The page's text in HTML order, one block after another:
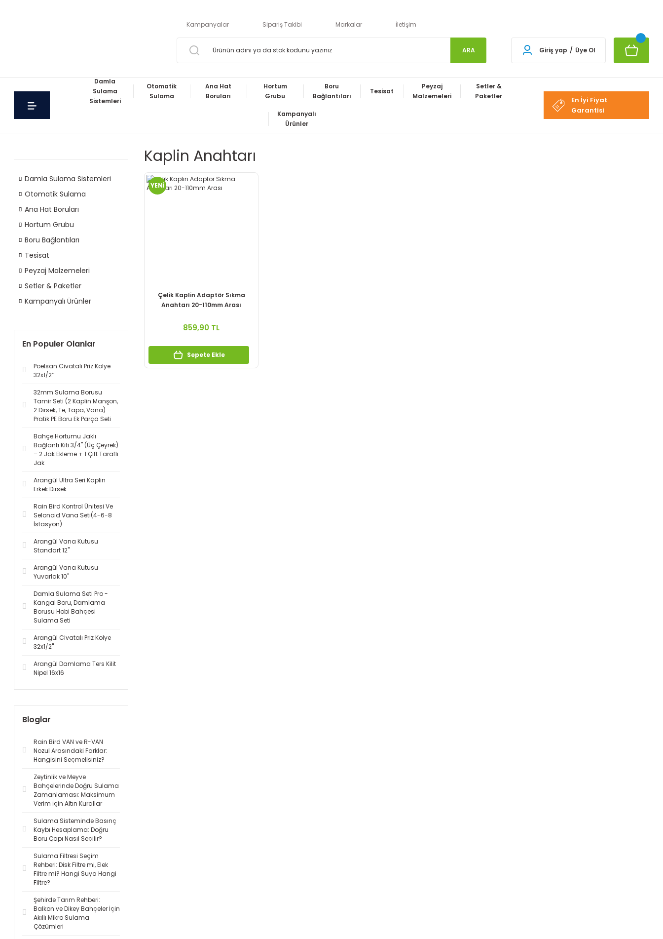
Kampanyalar Sipariş Takibi Markalar İletişim
ARA Giriş yap / Üye Ol
Damla
Sulama
Sistemleri
Otomatik
Sulama
Ana Hat
Boruları
Hortum
Grubu
Boru
Bağlantıları
Tesisat
Peyzaj
Malzemeleri
Setler &
Paketler
Kampanyalı
Ürünler
En İyi Fiyat
Garantisi
Damla Sulama Sistemleri
Otomatik Sulama
Ana Hat Boruları
Hortum Grubu
Boru Bağlantıları
Tesisat
Peyzaj Malzemeleri
Setler & Paketler
Kampanyalı Ürünler
En Populer Olanlar
Poelsan Civatalı Priz Kolye
32x1/2’’
32mm Sulama Borusu
Tamir Seti (2 Kaplin Manşon,
2 Dirsek, Te, Tapa, Vana) –
Pratik PE Boru Ek Parça Seti
Bahçe Hortumu Jaklı
Bağlantı Kiti 3/4'' (Üç Çeyrek)
– 2 Jak Ekleme + 1 Çift Taraflı
Jak
Arangül Ultra Seri Kaplin
Erkek Dirsek
Rain Bird Kontrol Ünitesi Ve
Selonoid Vana Seti(4-6-8
İstasyon)
Arangül Vana Kutusu
Standart 12''
Arangül Vana Kutusu
Yuvarlak 10''
Damla Sulama Seti Pro -
Kangal Boru, Damlama
Borusu Hobi Bahçesi
Sulama Seti
Arangül Civatalı Priz Kolye
32x1/2''
Arangül Damlama Ters Kilit
Nipel 16x16
Bloglar
Rain Bird VAN ve R-VAN
Nozul Arasındaki Farklar:
Hangisini Seçmelisiniz?
Zeytinlik ve Meyve
Bahçelerinde Doğru Sulama
Zamanlaması: Maksimum
Verim İçin Altın Kurallar
Sulama Sisteminde Basınç
Kaybı Hesaplama: Doğru
Boru Çapı Nasıl Seçilir?
Sulama Filtresi Seçim
Rehberi: Disk Filtre mi, Elek
Filtre mi? Hangi Suya Hangi
Filtre?
Şehirde Tarım Rehberi:
Balkon ve Dikey Bahçeler İçin
Akıllı Mikro Sulama
Çözümleri
Kaplin Anahtarı
YENİ
Çelik Kaplin Adaptör Sıkma
Anahtarı 20-110mm Arası
859,90 TL
Sepete Ekle